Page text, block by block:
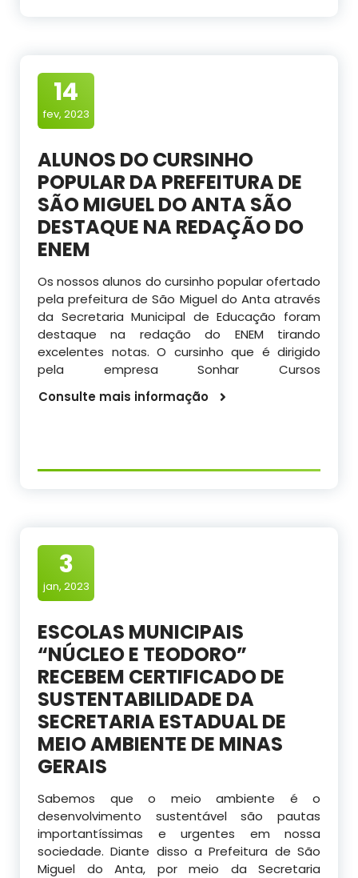
14
fev, 2023
ALUNOS DO CURSINHO
POPULAR DA PREFEITURA DE
SÃO MIGUEL DO ANTA SÃO
DESTAQUE NA REDAÇÃO DO
ENEM
Os nossos alunos do cursinho popular ofertado
pela prefeitura de São Miguel do Anta através
da Secretaria Municipal de Educação foram
destaque na redação do ENEM tirando
excelentes notas. O cursinho que é dirigido
pela empresa Sonhar Cursos
Consulte mais informação
3
jan, 2023
ESCOLAS MUNICIPAIS
“NÚCLEO E TEODORO”
RECEBEM CERTIFICADO DE
SUSTENTABILIDADE DA
SECRETARIA ESTADUAL DE
MEIO AMBIENTE DE MINAS
GERAIS
Sabemos que o meio ambiente é o
desenvolvimento sustentável são pautas
importantíssimas e urgentes em nossa
sociedade. Diante disso a Prefeitura de São
Miguel do Anta, por meio da Secretaria